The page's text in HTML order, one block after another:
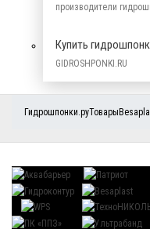
производители
Купить
GIDROSHPONKI.RU
Гидрошпонки.руТовары